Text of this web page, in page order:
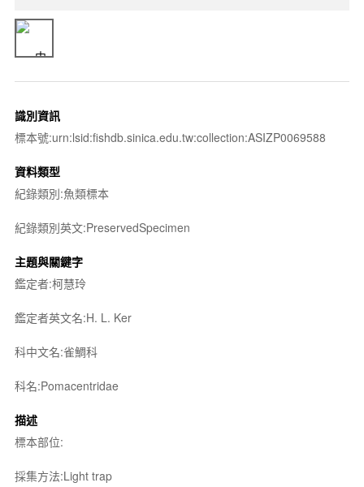
識別資訊
標本號:urn:lsid:fishdb.sinica.edu.tw:collection:ASIZP0069588
資料類型
紀錄類別:魚類標本
紀錄類別英文:PreservedSpecimen
主題與關鍵字
鑑定者:柯慧玲
鑑定者英文名:H. L. Ker
科中文名:雀鯛科
科名:Pomacentridae
描述
標本部位:
採集方法:Light trap